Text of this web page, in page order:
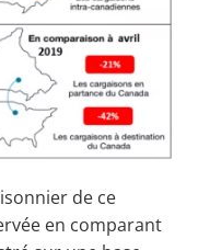
de ce
en comparant